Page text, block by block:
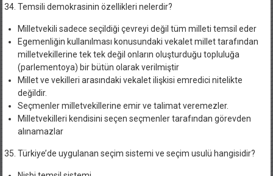
Temsili demokrasinin özellikleri nelerdir?
Milletvekili sadece seçildiği çevreyi değil tüm milleti temsil eder
Egemenliğin kullanılması konusundaki vekalet millet tarafından
milletvekillerine tek tek değil onların oluşturduğu topluluğa
(parlementoya) bir bütün olarak verilmiştir
Millet ve vekilleri arasındaki vekalet ilişkisi emredici nitelikte
değildir.
Seçmenler milletvekillerine emir ve talimat veremezler.
Milletvekilleri kendisini seçen seçmenler tarafından görevden
alınamazlar
Türkiye’de uygulanan seçim sistemi ve seçim usulü hangisidir?